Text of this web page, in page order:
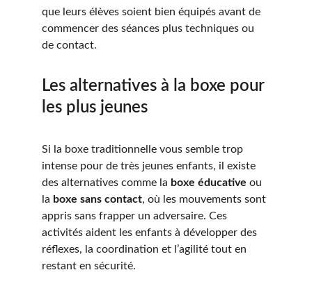
que leurs élèves soient bien équipés avant de
commencer des séances plus techniques ou
de contact.
Les alternatives à la boxe pour
les plus jeunes
Si la boxe traditionnelle vous semble trop
intense pour de très jeunes enfants, il existe
des alternatives comme la boxe éducative ou
la boxe sans contact, où les mouvements sont
appris sans frapper un adversaire. Ces
activités aident les enfants à développer des
réflexes, la coordination et l’agilité tout en
restant en sécurité.